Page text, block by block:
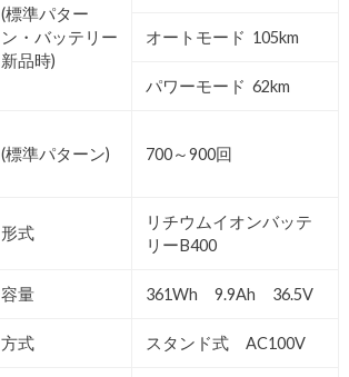
(標準パター
ン・バッテリー
新品時)
オートモード 105km
パワーモード 62km
(標準パターン) 700～900回
形式
リチウムイオンバッテ
リーB400
容量 361Wh 9.9Ah 36.5V
方式 スタンド式 AC100V